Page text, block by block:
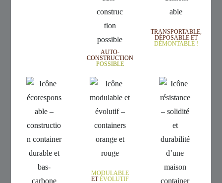
AUTO-
CONSTRUCTION
POSSIBLE
TRANSPORTABLE,
DÉPOSABLE ET
DÉMONTABLE !
MODULABLE
ETÉVOLUTIF